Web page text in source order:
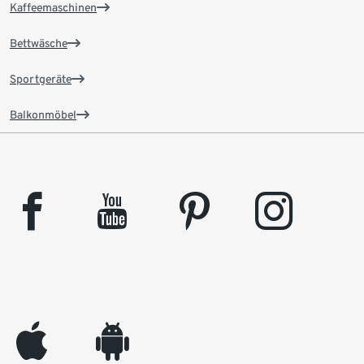
Kaffeemaschinen
Bettwäsche
Sportgeräte
Balkonmöbel
facebook youtube pinterest instagram
appleinc android